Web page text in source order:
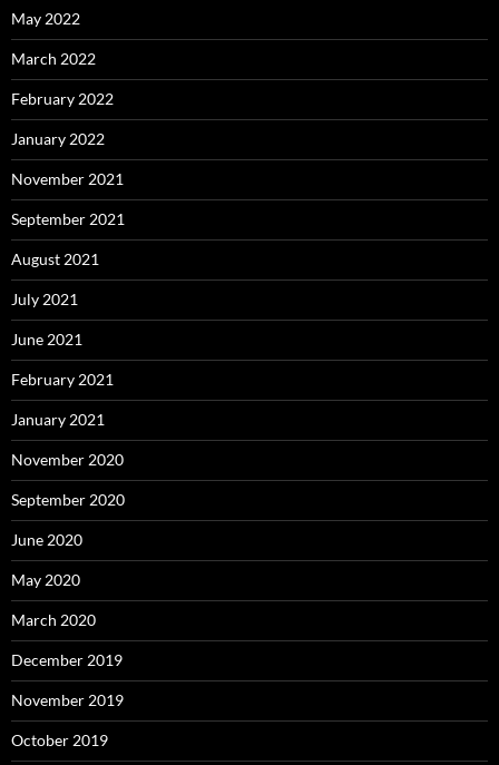
May 2022
March 2022
February 2022
January 2022
November 2021
September 2021
August 2021
July 2021
June 2021
February 2021
January 2021
November 2020
September 2020
June 2020
May 2020
March 2020
December 2019
November 2019
October 2019